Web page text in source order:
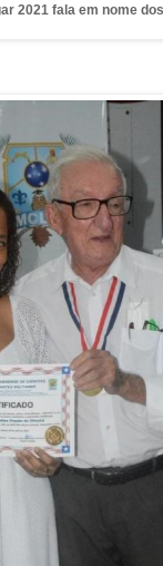
2021 fala em nome